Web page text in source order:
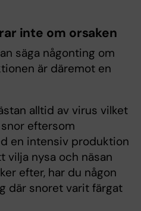
inte om orsaken
säga någonting om
är däremot en
alltid av virus vilket
eftersom
en intensiv produktion
vilja nysa och näsan
efter, har du någon
där snoret varit färgat